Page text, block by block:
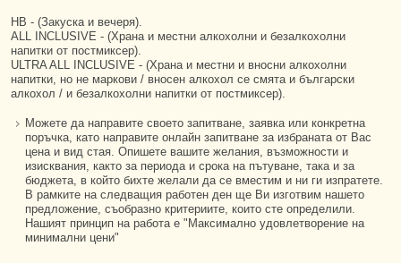
HB - (Закуска и вечеря).
ALL INCLUSIVE - (Храна и местни алкохолни и безалкохолни
напитки от постмиксер).
ULTRA ALL INCLUSIVE - (Храна и местни и вносни алкохолни
напитки, но не маркови / вносен алкохол се смята и български
алкохол / и безалкохолни напитки от постмиксер).
Можете да направите своето запитване, заявка или конкретна
поръчка, като направите онлайн запитване за избраната от Вас
цена и вид стая. Опишете вашите желания, възможности и
изисквания, както за периода и срока на пътуване, така и за
бюджета, в който бихте желали да се вместим и ни ги изпратете.
В рамките на следващия работен ден ще Ви изготвим нашето
предложение, съобразно критериите, които сте определили.
Нашият принцип на работа е "Максимално удовлетворение на
минимални цени"